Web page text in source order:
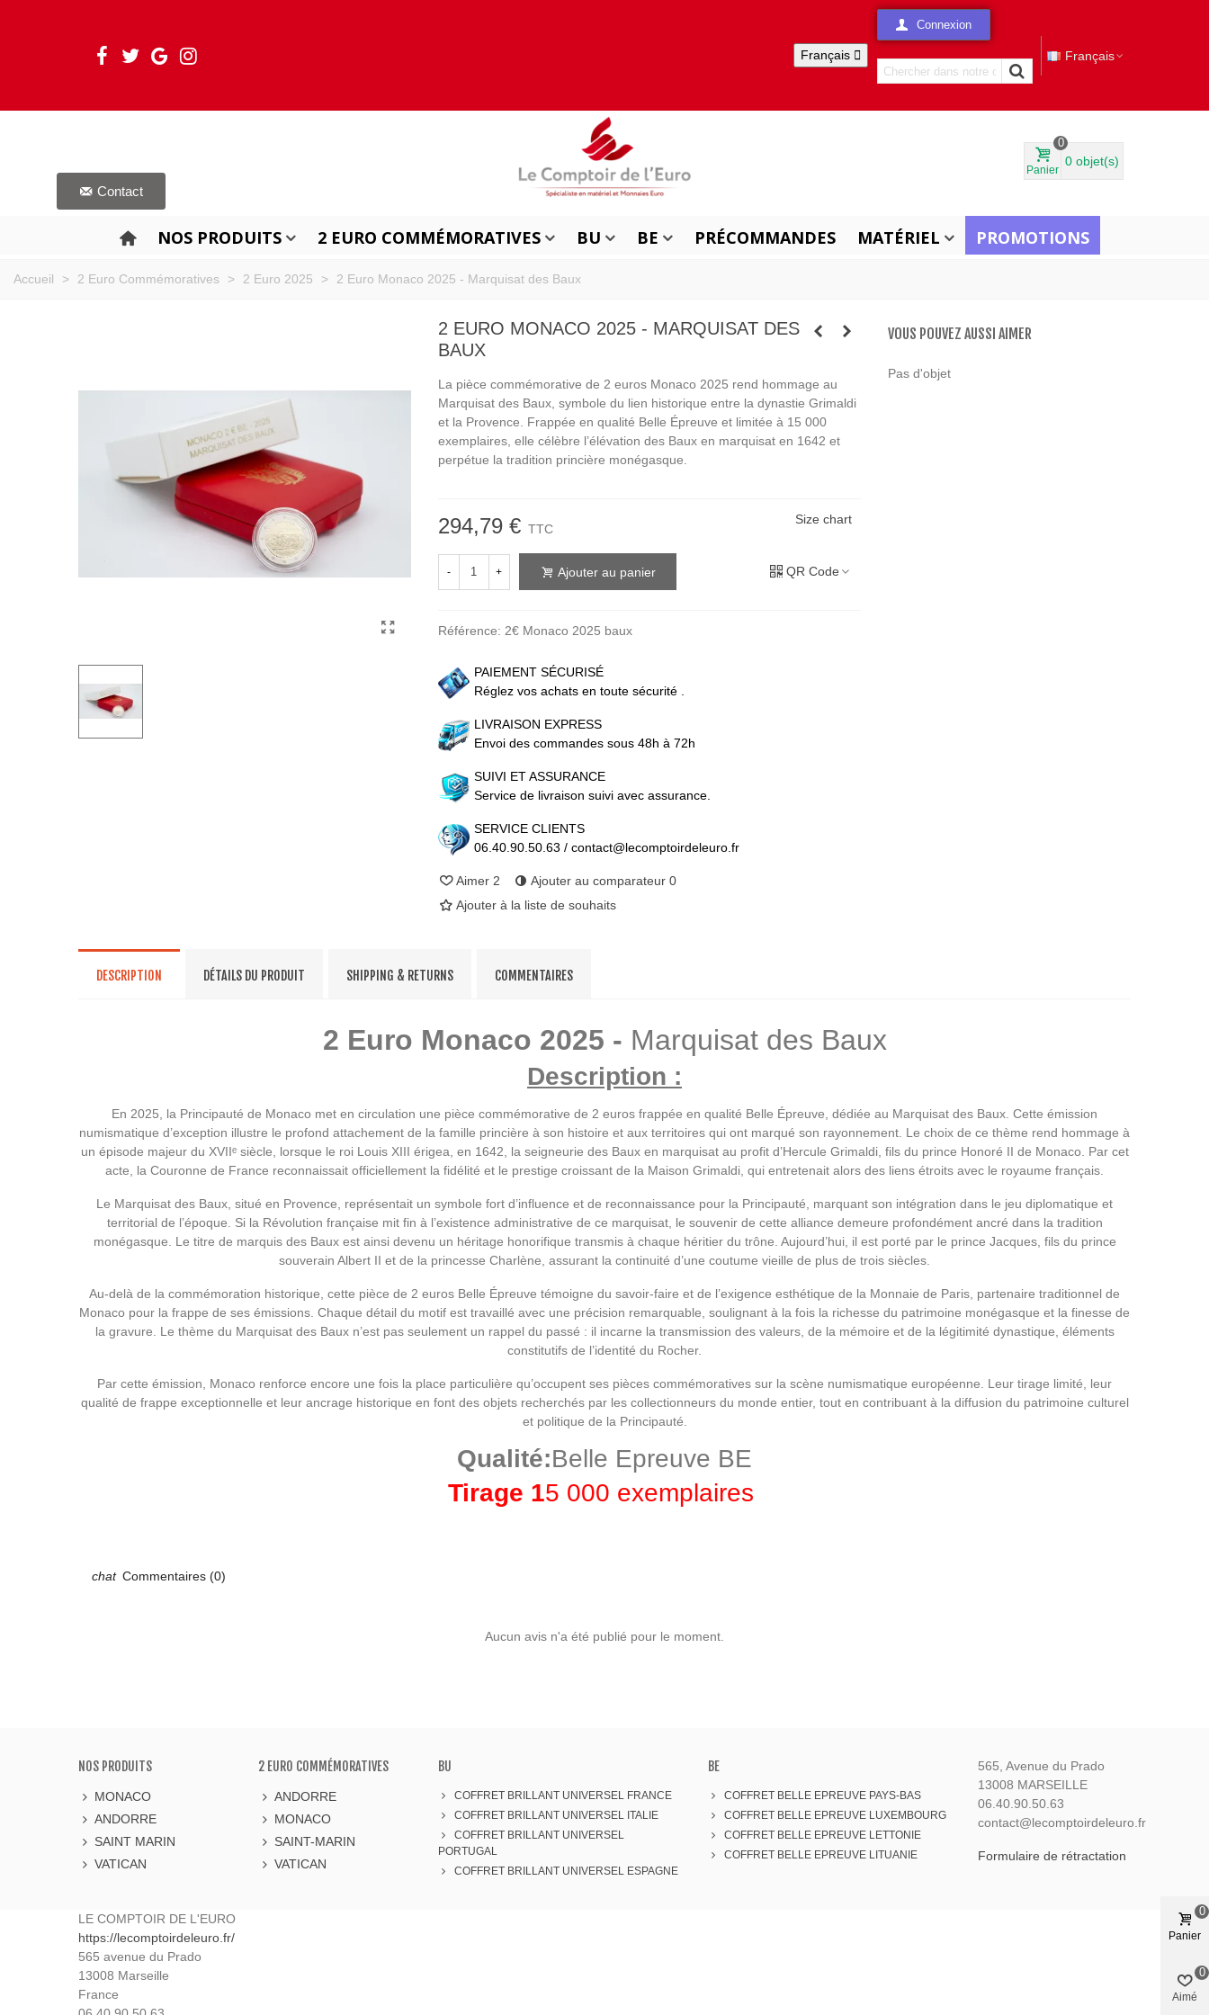
Français 
Connexion
Contact
Français
Panier
0
0 objet(s)
NOS PRODUITS 2 EURO COMMÉMORATIVES BU BE PRÉCOMMANDES MATÉRIEL PROMOTIONS
Accueil > 2 Euro Commémoratives > 2 Euro 2025 > 2 Euro Monaco 2025 - Marquisat des Baux
2 EURO MONACO 2025 - MARQUISAT DES
BAUX
La pièce commémorative de 2 euros Monaco 2025 rend hommage au
Marquisat des Baux, symbole du lien historique entre la dynastie Grimaldi
et la Provence. Frappée en qualité Belle Épreuve et limitée à 15 000
exemplaires, elle célèbre l’élévation des Baux en marquisat en 1642 et
perpétue la tradition princière monégasque.
294,79 € TTC
Size chart
- + Ajouter au panier QR Code
Référence: 2€ Monaco 2025 baux
PAIEMENT SÉCURISÉ
Réglez vos achats en toute sécurité .
LIVRAISON EXPRESS
Envoi des commandes sous 48h à 72h
SUIVI ET ASSURANCE
Service de livraison suivi avec assurance.
SERVICE CLIENTS
06.40.90.50.63 / contact@lecomptoirdeleuro.fr
Aimer 2 Ajouter au comparateur 0
Ajouter à la liste de souhaits
VOUS POUVEZ AUSSI AIMER
Pas d'objet
DESCRIPTION DÉTAILS DU PRODUIT SHIPPING & RETURNS COMMENTAIRES
2 Euro Monaco 2025 - Marquisat des Baux
Description :
En 2025, la Principauté de Monaco met en circulation une pièce commémorative de 2 euros frappée en qualité Belle Épreuve, dédiée au Marquisat des Baux. Cette émission
numismatique d’exception illustre le profond attachement de la famille princière à son histoire et aux territoires qui ont marqué son rayonnement. Le choix de ce thème rend hommage à
un épisode majeur du XVIIᵉ siècle, lorsque le roi Louis XIII érigea, en 1642, la seigneurie des Baux en marquisat au profit d’Hercule Grimaldi, fils du prince Honoré II de Monaco. Par cet
acte, la Couronne de France reconnaissait officiellement la fidélité et le prestige croissant de la Maison Grimaldi, qui entretenait alors des liens étroits avec le royaume français.
Le Marquisat des Baux, situé en Provence, représentait un symbole fort d’influence et de reconnaissance pour la Principauté, marquant son intégration dans le jeu diplomatique et
territorial de l’époque. Si la Révolution française mit fin à l’existence administrative de ce marquisat, le souvenir de cette alliance demeure profondément ancré dans la tradition
monégasque. Le titre de marquis des Baux est ainsi devenu un héritage honorifique transmis à chaque héritier du trône. Aujourd’hui, il est porté par le prince Jacques, fils du prince
souverain Albert II et de la princesse Charlène, assurant la continuité d’une coutume vieille de plus de trois siècles.
Au-delà de la commémoration historique, cette pièce de 2 euros Belle Épreuve témoigne du savoir-faire et de l’exigence esthétique de la Monnaie de Paris, partenaire traditionnel de
Monaco pour la frappe de ses émissions. Chaque détail du motif est travaillé avec une précision remarquable, soulignant à la fois la richesse du patrimoine monégasque et la finesse de
la gravure. Le thème du Marquisat des Baux n’est pas seulement un rappel du passé : il incarne la transmission des valeurs, de la mémoire et de la légitimité dynastique, éléments
constitutifs de l’identité du Rocher.
Par cette émission, Monaco renforce encore une fois la place particulière qu’occupent ses pièces commémoratives sur la scène numismatique européenne. Leur tirage limité, leur
qualité de frappe exceptionnelle et leur ancrage historique en font des objets recherchés par les collectionneurs du monde entier, tout en contribuant à la diffusion du patrimoine culturel
et politique de la Principauté.
Qualité:Belle Epreuve BE
Tirage 15 000 exemplaires
Commentaires (0)
Aucun avis n'a été publié pour le moment.
NOS PRODUITS
MONACO
ANDORRE
SAINT MARIN
VATICAN
2 EURO COMMÉMORATIVES
ANDORRE
MONACO
SAINT-MARIN
VATICAN
BU
COFFRET BRILLANT UNIVERSEL FRANCE
COFFRET BRILLANT UNIVERSEL ITALIE
COFFRET BRILLANT UNIVERSEL
PORTUGAL
COFFRET BRILLANT UNIVERSEL ESPAGNE
BE
COFFRET BELLE EPREUVE PAYS-BAS
COFFRET BELLE EPREUVE LUXEMBOURG
COFFRET BELLE EPREUVE LETTONIE
COFFRET BELLE EPREUVE LITUANIE
565, Avenue du Prado
13008 MARSEILLE
06.40.90.50.63
contact@lecomptoirdeleuro.fr
Formulaire de rétractation
LE COMPTOIR DE L'EURO
https://lecomptoirdeleuro.fr/
565 avenue du Prado
13008 Marseille
France
Panier
0
Aimé
0